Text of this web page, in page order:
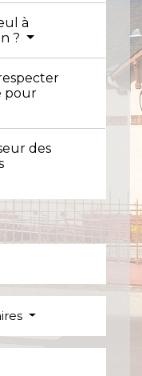
à
?
pour
des